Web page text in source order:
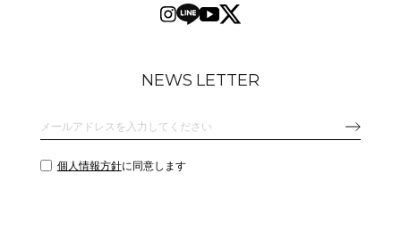
NEWS LETTER
個人情報方針に同意します